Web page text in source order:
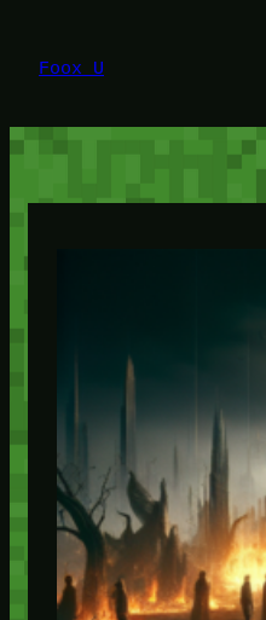
konten
Foox U